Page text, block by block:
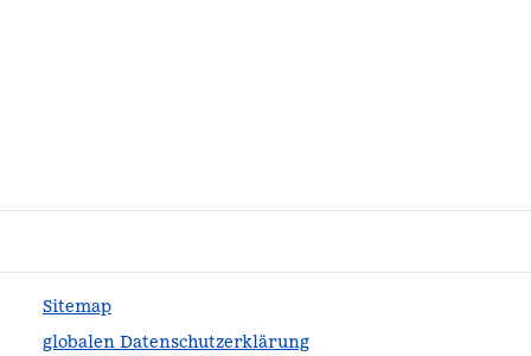
Sitemap
globalen Datenschutzerklärung